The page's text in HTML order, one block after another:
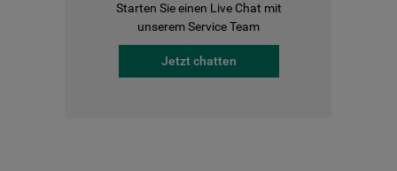
Starten Sie einen Live Chat mit
unserem Service Team
Jetzt chatten